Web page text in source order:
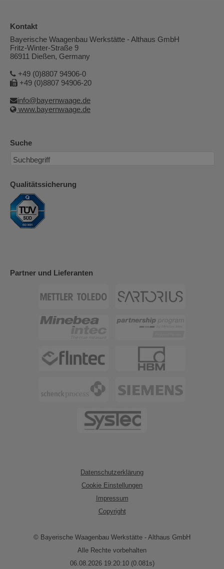
Kontakt
Bayerische Waagenbau Werkstätte - Althaus GmbH
Fritz-Winter-Straße 9
86911 Dießen, Germany
+49 (0)8807 94906-0
+49 (0)8807 94906-20
info@bayernwaage.de
www.bayernwaage.de
Suche
Qualitätssicherung
Partner und Lieferanten
Datenschutzerklärung
Cookie Einstellungen
Impressum
Copyright
© Bayerische Waagenbau Werkstätte - Althaus GmbH
Alle Rechte vorbehalten
06.08.2026 19:20:10 (0.081s)